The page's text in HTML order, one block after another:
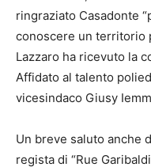
ringraziato Casadonte
conoscere un territorio
Lazzaro ha ricevuto la
Affidato al talento
vicesindaco Giusy
Un breve saluto anche
regista di “Rue